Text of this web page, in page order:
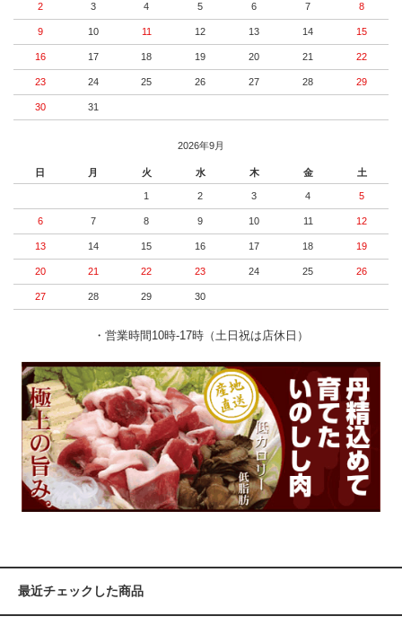
2 3 4 5 6 7 8
9 10 11 12 13 14 15
16 17 18 19 20 21 22
23 24 25 26 27 28 29
30 31
2026年9月
日 月 火 水 木 金 土
1 2 3 4 5
6 7 8 9 10 11 12
13 14 15 16 17 18 19
20 21 22 23 24 25 26
27 28 29 30
・営業時間10時-17時（土日祝は店休日）
最近チェックした商品